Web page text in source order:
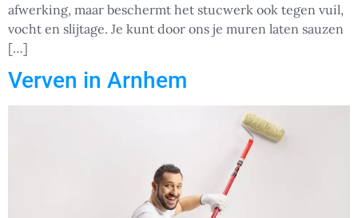
afwerking, maar beschermt het stucwerk ook tegen vuil,
vocht en slijtage. Je kunt door ons je muren laten sauzen
[…]
Verven in Arnhem